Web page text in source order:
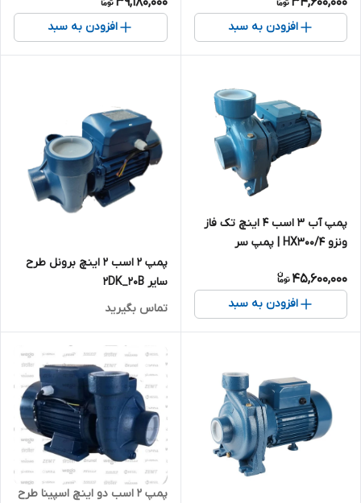
افزودن به سبد افزودن به سبد
پمپ آب ۳ اسب ۴ اینچ تک فاز
ونزو HX300/4 | پمپ سر
45,600,000
افزودن به سبد
پمپ ۲ اسب ۲ اینچ برونل طرح
سایر 2DK_20B
تماس بگیرید
پمپ ۲ اسب دو اینچ اسپینا طرح